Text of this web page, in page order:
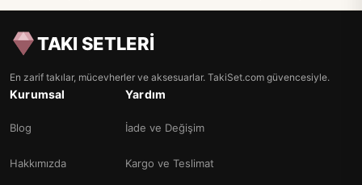
TAKI SETLERİ
En zarif takılar, mücevherler ve aksesuarlar. TakiSet.com güvencesiyle.
Kurumsal
Blog
Hakkımızda
Yardım
İade ve Değişim
Kargo ve Teslimat